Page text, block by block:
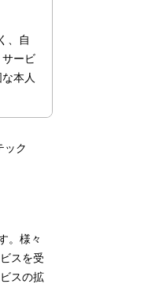
、自
ービ
本人
ック
。様々
スを受
スの拡